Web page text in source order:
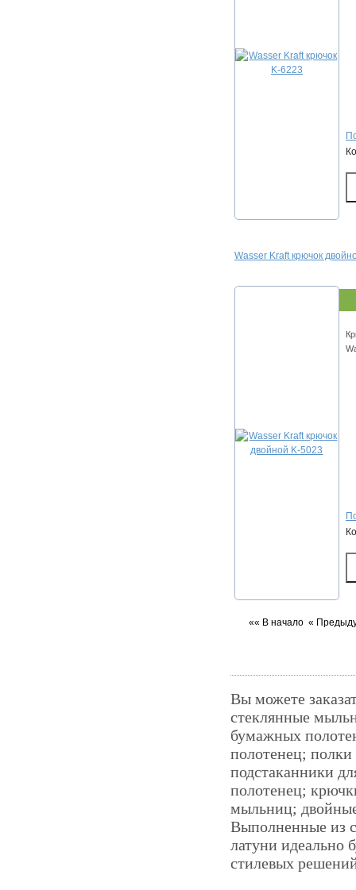
Wasser Kraft крючок
«« В начало «
Вы можете
стеклянные
бумажных
полотенец;
подстаканники
полотенец;
мыльниц;
Выполненные из
латуни идеально
стилевых